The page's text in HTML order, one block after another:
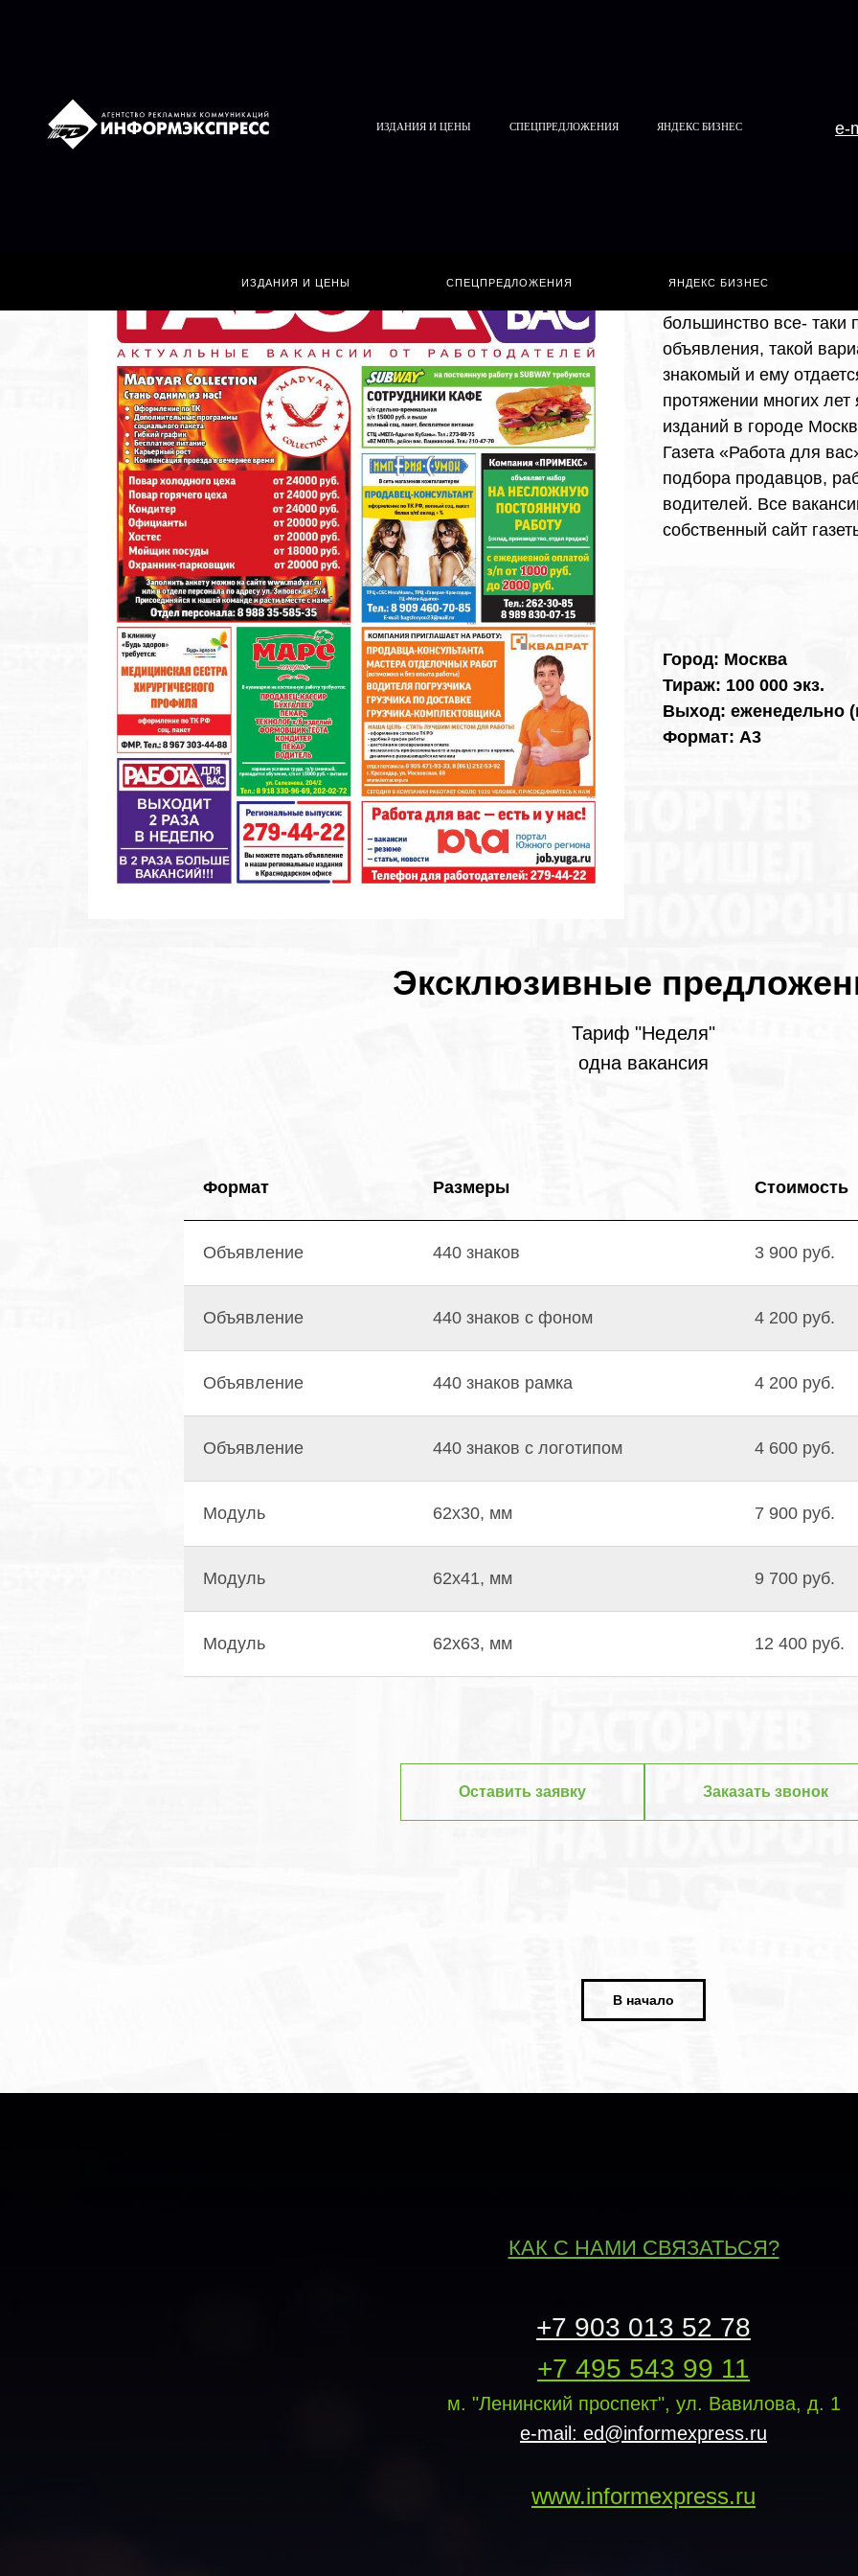
ИЗДАНИЯ И ЦЕНЫ СПЕЦПРЕДЛОЖЕНИЯ ЯНДЕКС БИЗНЕС e-
ИЗДАНИЯ И ЦЕНЫ СПЕЦПРЕДЛОЖЕНИЯ ЯНДЕКС БИЗНЕС
большинство все- таки
объявления, такой
знакомый и ему
протяжении многих
изданий в городе
Газета «Работа для
подбора продавцов,
водителей. Все
собственный сайт
Город: Москва
Тираж: 100 000 экз.
Выход: еженедельно
Формат: А3
Эксклюзивные
Тариф "Неделя"
одна вакансия
Формат Размеры Стоимость
Объявление 440 знаков 3 900 руб.
Объявление 440 знаков с фоном 4 200 руб.
Объявление 440 знаков рамка 4 200 руб.
Объявление 440 знаков с логотипом 4 600 руб.
Модуль 62х30, мм 7 900 руб.
Модуль 62х41, мм 9 700 руб.
Модуль 62х63, мм 12 400 руб.
Оставить заявку Заказать звонок
В начало
КАК С НАМИ СВЯЗАТЬСЯ?
+7 903 013 52 78
+7 495 543 99 11
м. "Ленинский проспект", ул. Вавилова, д. 1
e-mail: ed@informexpress.ru
www.informexpress.ru